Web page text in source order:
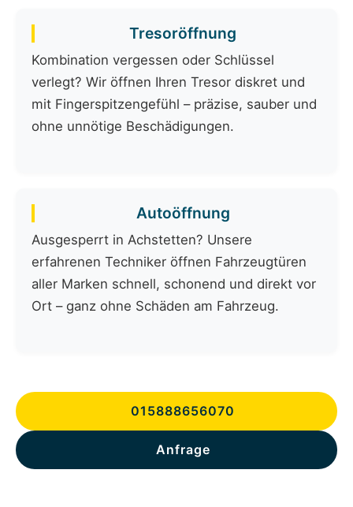
Tresoröffnung
Kombination vergessen oder Schlüssel
verlegt? Wir öffnen Ihren Tresor diskret und
mit Fingerspitzengefühl – präzise, sauber und
ohne unnötige Beschädigungen.
Autoöffnung
Ausgesperrt in Achstetten? Unsere
erfahrenen Techniker öffnen Fahrzeugtüren
aller Marken schnell, schonend und direkt vor
Ort – ganz ohne Schäden am Fahrzeug.
015888656070
Anfrage